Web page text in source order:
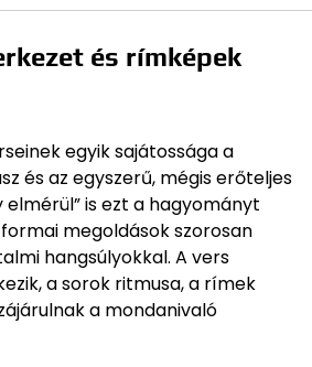
és rímképek
egyik sajátossága a
és az egyszerű, mégis erőteljes
elmérül” is ezt a hagyományt
megoldások szorosan
hangsúlyokkal. A vers
a sorok ritmusa, a rímek
a mondanivaló